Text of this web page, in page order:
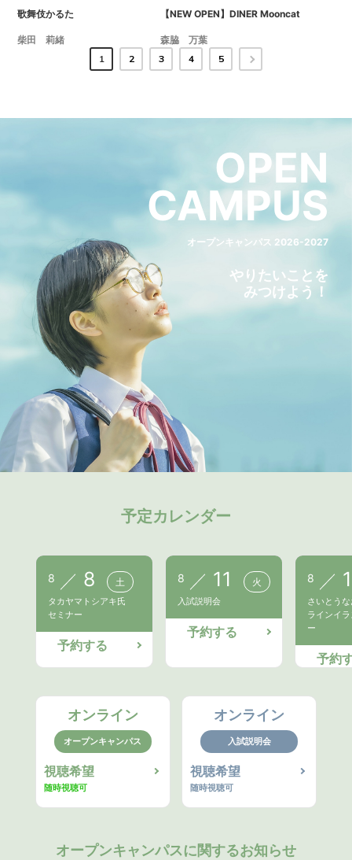
歌舞伎かるた
柴田 莉緒
【NEW OPEN】DINER Mooncat
森脇 万葉
1
2 3 4 5
OPEN
CAMPUS
オープンキャンパス 2026-2027
やりたいことを
みつけよう！
予定カレンダー
8 8 土
タカヤマトシアキ氏
セミナー
予約する
8 11 火
入試説明会
予約する
8
さいとう
ラインイ
ー
予約
オンライン
オープンキャンパス
視聴希望
随時視聴可
オンライン
入試説明会
視聴希望
随時視聴可
オープンキャンパスに関するお知らせ